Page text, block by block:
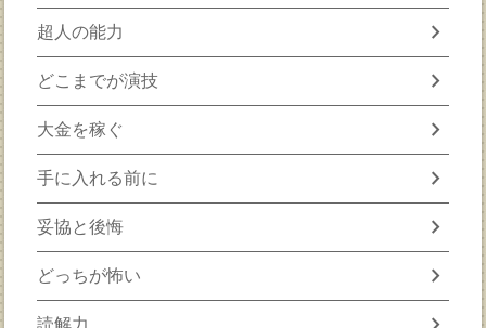
超人の能力 chevron_right
どこまでが演技 chevron_right
大金を稼ぐ chevron_right
手に入れる前に chevron_right
妥協と後悔 chevron_right
どっちが怖い chevron_right
読解力